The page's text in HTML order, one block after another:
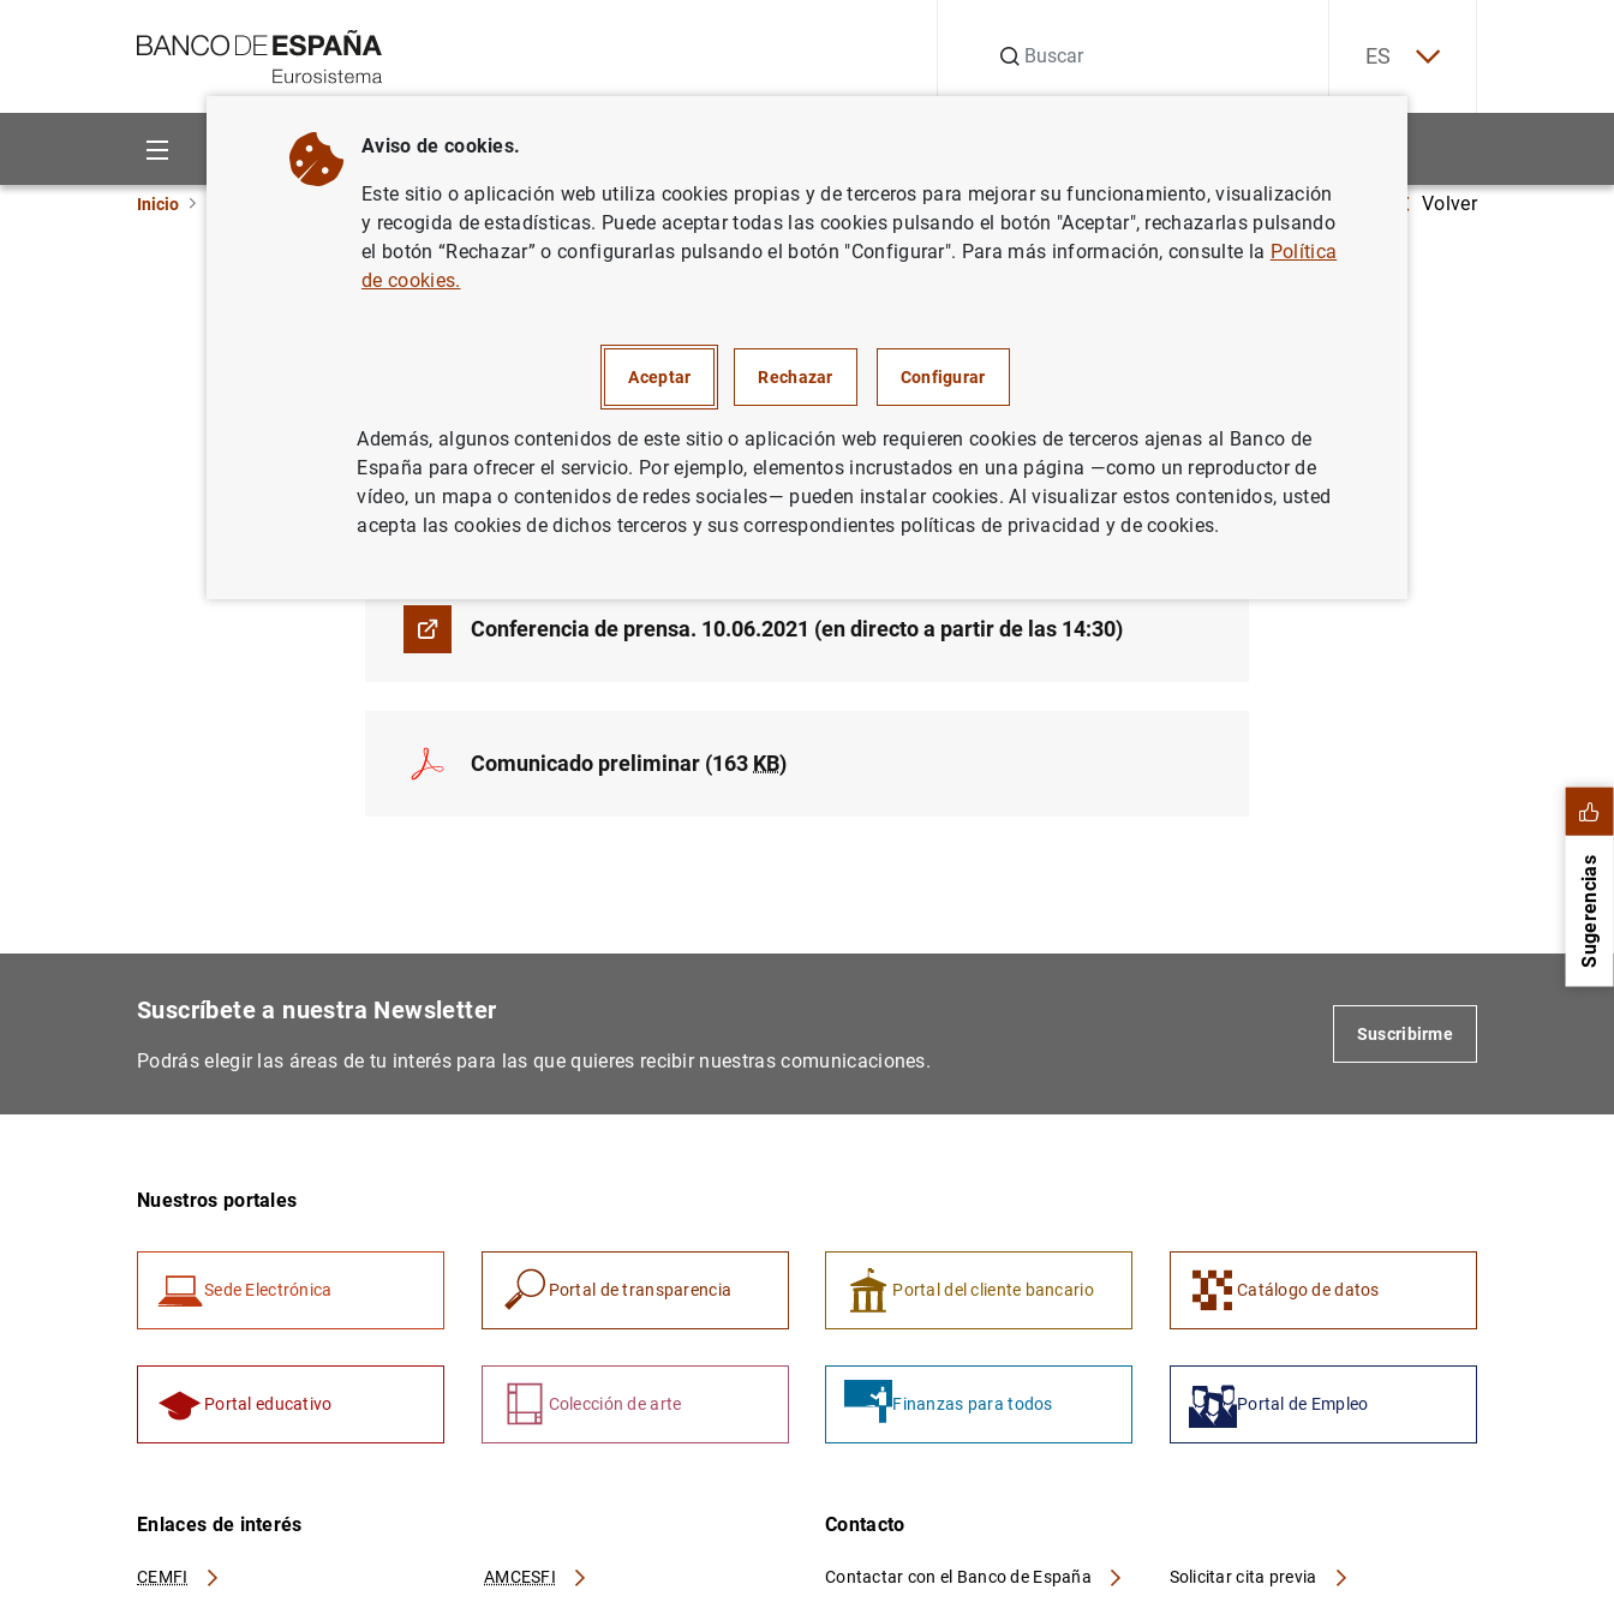
ES
Sobre el Banco Áreas de actuación
Inicio El BCE mantiene los tipos en el 0,0% en junio Volver
El BCE mantiene los tipos en el 0,0% en junio
POLÍTICA MONETARIA
Nota de prensa: Decisiones de política monetaria (260 KB )
Conferencia de prensa. 10.06.2021 (en directo a partir de las 14:30)
Comunicado preliminar (163 KB)
Sugerencias
Suscríbete a nuestra Newsletter
Podrás elegir las áreas de tu interés para las que quieres recibir nuestras comunicaciones.
Suscribirme
Nuestros portales
Sede Electrónica Portal de transparencia Portal del cliente bancario Catálogo de datos
Portal educativo Colección de arte Finanzas para todos Portal de Empleo
Enlaces de interés
CEMFI AMCESFI
Contacto
Contactar con el Banco de España Solicitar cita previa
Aviso de cookies.
Este sitio o aplicación web utiliza cookies propias y de terceros para mejorar su funcionamiento, visualización
y recogida de estadísticas. Puede aceptar todas las cookies pulsando el botón "Aceptar", rechazarlas pulsando
el botón “Rechazar” o configurarlas pulsando el botón "Configurar". Para más información, consulte la Política
de cookies.
Aceptar Rechazar Configurar
Además, algunos contenidos de este sitio o aplicación web requieren cookies de terceros ajenas al Banco de
España para ofrecer el servicio. Por ejemplo, elementos incrustados en una página —como un reproductor de
vídeo, un mapa o contenidos de redes sociales— pueden instalar cookies. Al visualizar estos contenidos, usted
acepta las cookies de dichos terceros y sus correspondientes políticas de privacidad y de cookies.